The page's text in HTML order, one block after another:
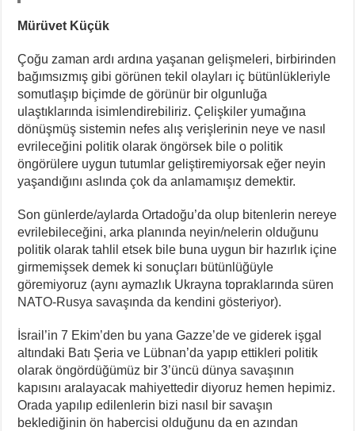
Mürüvet Küçük
Çoğu zaman ardı ardına yaşanan gelişmeleri, birbirinden
bağımsızmış gibi görünen tekil olayları iç bütünlükleriyle
somutlaşıp biçimde de görünür bir olgunluğa
ulaştıklarında isimlendirebiliriz. Çelişkiler yumağına
dönüşmüş sistemin nefes alış verişlerinin neye ve nasıl
evrileceğini politik olarak öngörsek bile o politik
öngörülere uygun tutumlar geliştiremiyorsak eğer neyin
yaşandığını aslında çok da anlamamışız demektir.
Son günlerde/aylarda Ortadoğu’da olup bitenlerin nereye
evrilebileceğini, arka planında neyin/nelerin olduğunu
politik olarak tahlil etsek bile buna uygun bir hazırlık içine
girmemişsek demek ki sonuçları bütünlüğüyle
göremiyoruz (aynı aymazlık Ukrayna topraklarında süren
NATO-Rusya savaşında da kendini gösteriyor).
İsrail’in 7 Ekim’den bu yana Gazze’de ve giderek işgal
altındaki Batı Şeria ve Lübnan’da yapıp ettikleri politik
olarak öngördüğümüz bir 3’üncü dünya savaşının
kapısını aralayacak mahiyettedir diyoruz hemen hepimiz.
Orada yapılıp edilenlerin bizi nasıl bir savaşın
beklediğinin ön habercisi olduğunu da en azından